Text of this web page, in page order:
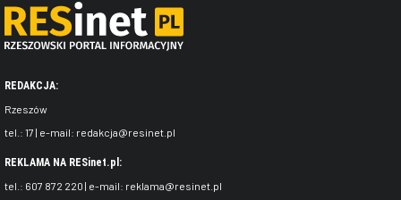
REDAKCJA:
Rzeszów
tel.: 17 | e-mail: redakcja@resinet.pl
REKLAMA NA RESinet.pl:
tel.: 607 872 220 | e-mail: reklama@resinet.pl